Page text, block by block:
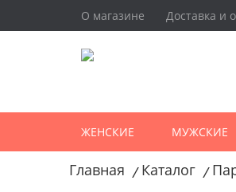
О магазине Доставка и
ЖЕНСКИЕ МУЖСКИЕ
Главная / Каталог /